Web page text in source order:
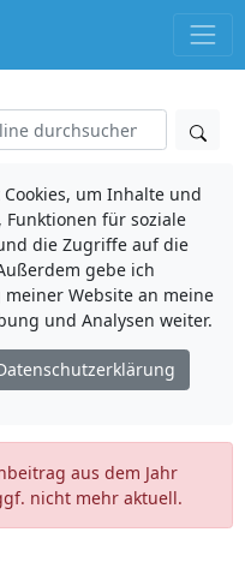
um Inhalte und
für soziale
die Zugriffe auf die
gebe ich
Website an meine
und Analysen weiter.
aus dem Jahr
nicht mehr aktuell.